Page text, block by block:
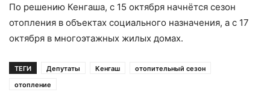
По решению Кенгаша, с 15 октября начнётся сезон
отопления в объектах социального назначения, а с 17
октября в многоэтажных жилых домах.
ТЕГИ Депутаты Кенгаш
отопительный сезон
отопление